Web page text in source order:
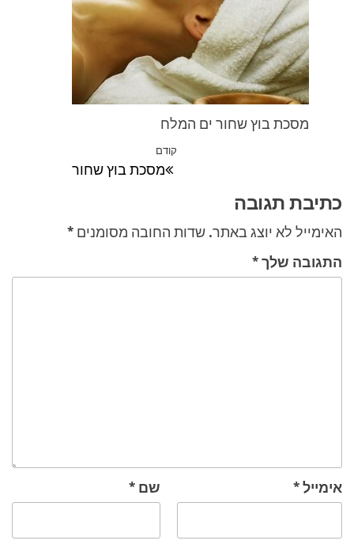
מסכת בוץ שחור ים המלח
הפוסט
הקודם
קודם
מסכת בוץ שחור
כתיבת תגובה
האימייל לא יוצג באתר. שדות החובה מסומנים *
התגובה שלך*
שם * אימייל*